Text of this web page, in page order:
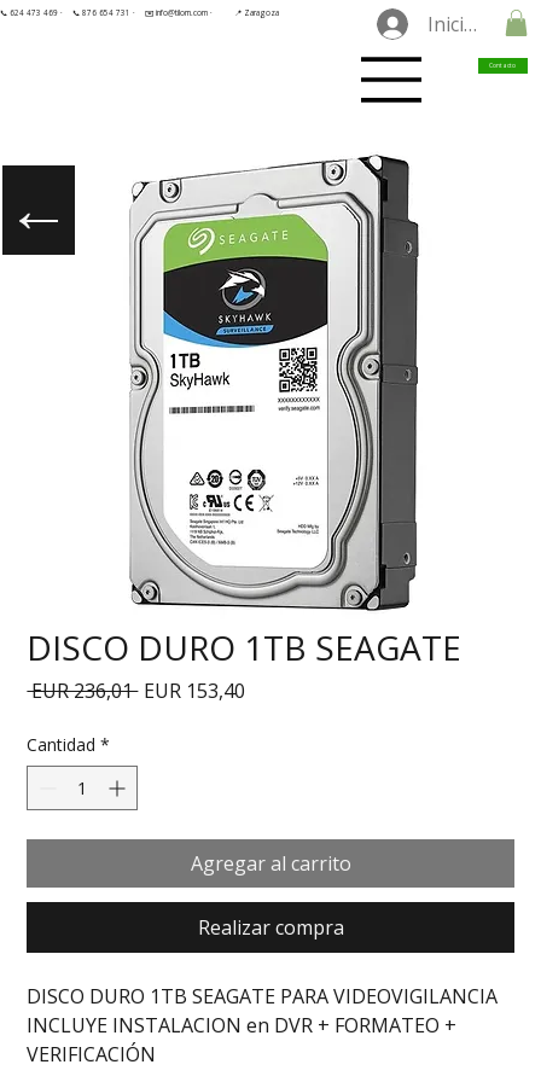
📞 624 473 469 · 📞 876 654 731 · ✉️ info@tilorn.com · 📍 Zaragoza Iniciar
Contacto
DISCO DURO 1TB SEAGATE
EUR 236,01 Precio
EUR 153,40
Cantidad *
Agregar al carrito
Realizar compra
DISCO DURO 1TB SEAGATE PARA VIDEOVIGILANCIA
INCLUYE INSTALACION en DVR + FORMATEO +
VERIFICACIÓN
←